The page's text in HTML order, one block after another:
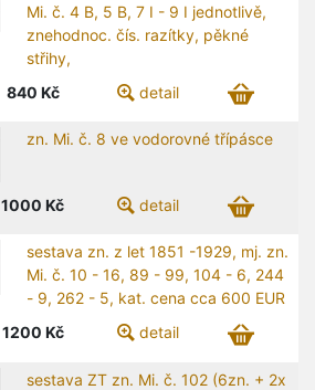
Mi. č. 4 B, 5 B, 7 I - 9 I jednotlivě,
znehodnoc. čís. razítky, pěkné
střihy,
840 Kč detail
zn. Mi. č. 8 ve vodorovné třípásce
1000 Kč detail
sestava zn. z let 1851 -1929, mj. zn.
Mi. č. 10 - 16, 89 - 99, 104 - 6, 244
- 9, 262 - 5, kat. cena cca 600 EUR
1200 Kč detail
sestava ZT zn. Mi. č. 102 (6zn. + 2x